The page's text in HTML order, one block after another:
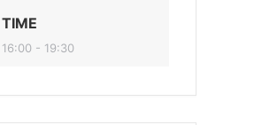
TIME
16:00 - 19:30